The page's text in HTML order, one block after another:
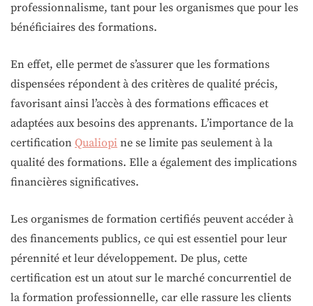
professionnalisme, tant pour les organismes que pour les
bénéficiaires des formations.
En effet, elle permet de s’assurer que les formations
dispensées répondent à des critères de qualité précis,
favorisant ainsi l’accès à des formations efficaces et
adaptées aux besoins des apprenants. L’importance de la
certification Qualiopi ne se limite pas seulement à la
qualité des formations. Elle a également des implications
financières significatives.
Les organismes de formation certifiés peuvent accéder à
des financements publics, ce qui est essentiel pour leur
pérennité et leur développement. De plus, cette
certification est un atout sur le marché concurrentiel de
la formation professionnelle, car elle rassure les clients